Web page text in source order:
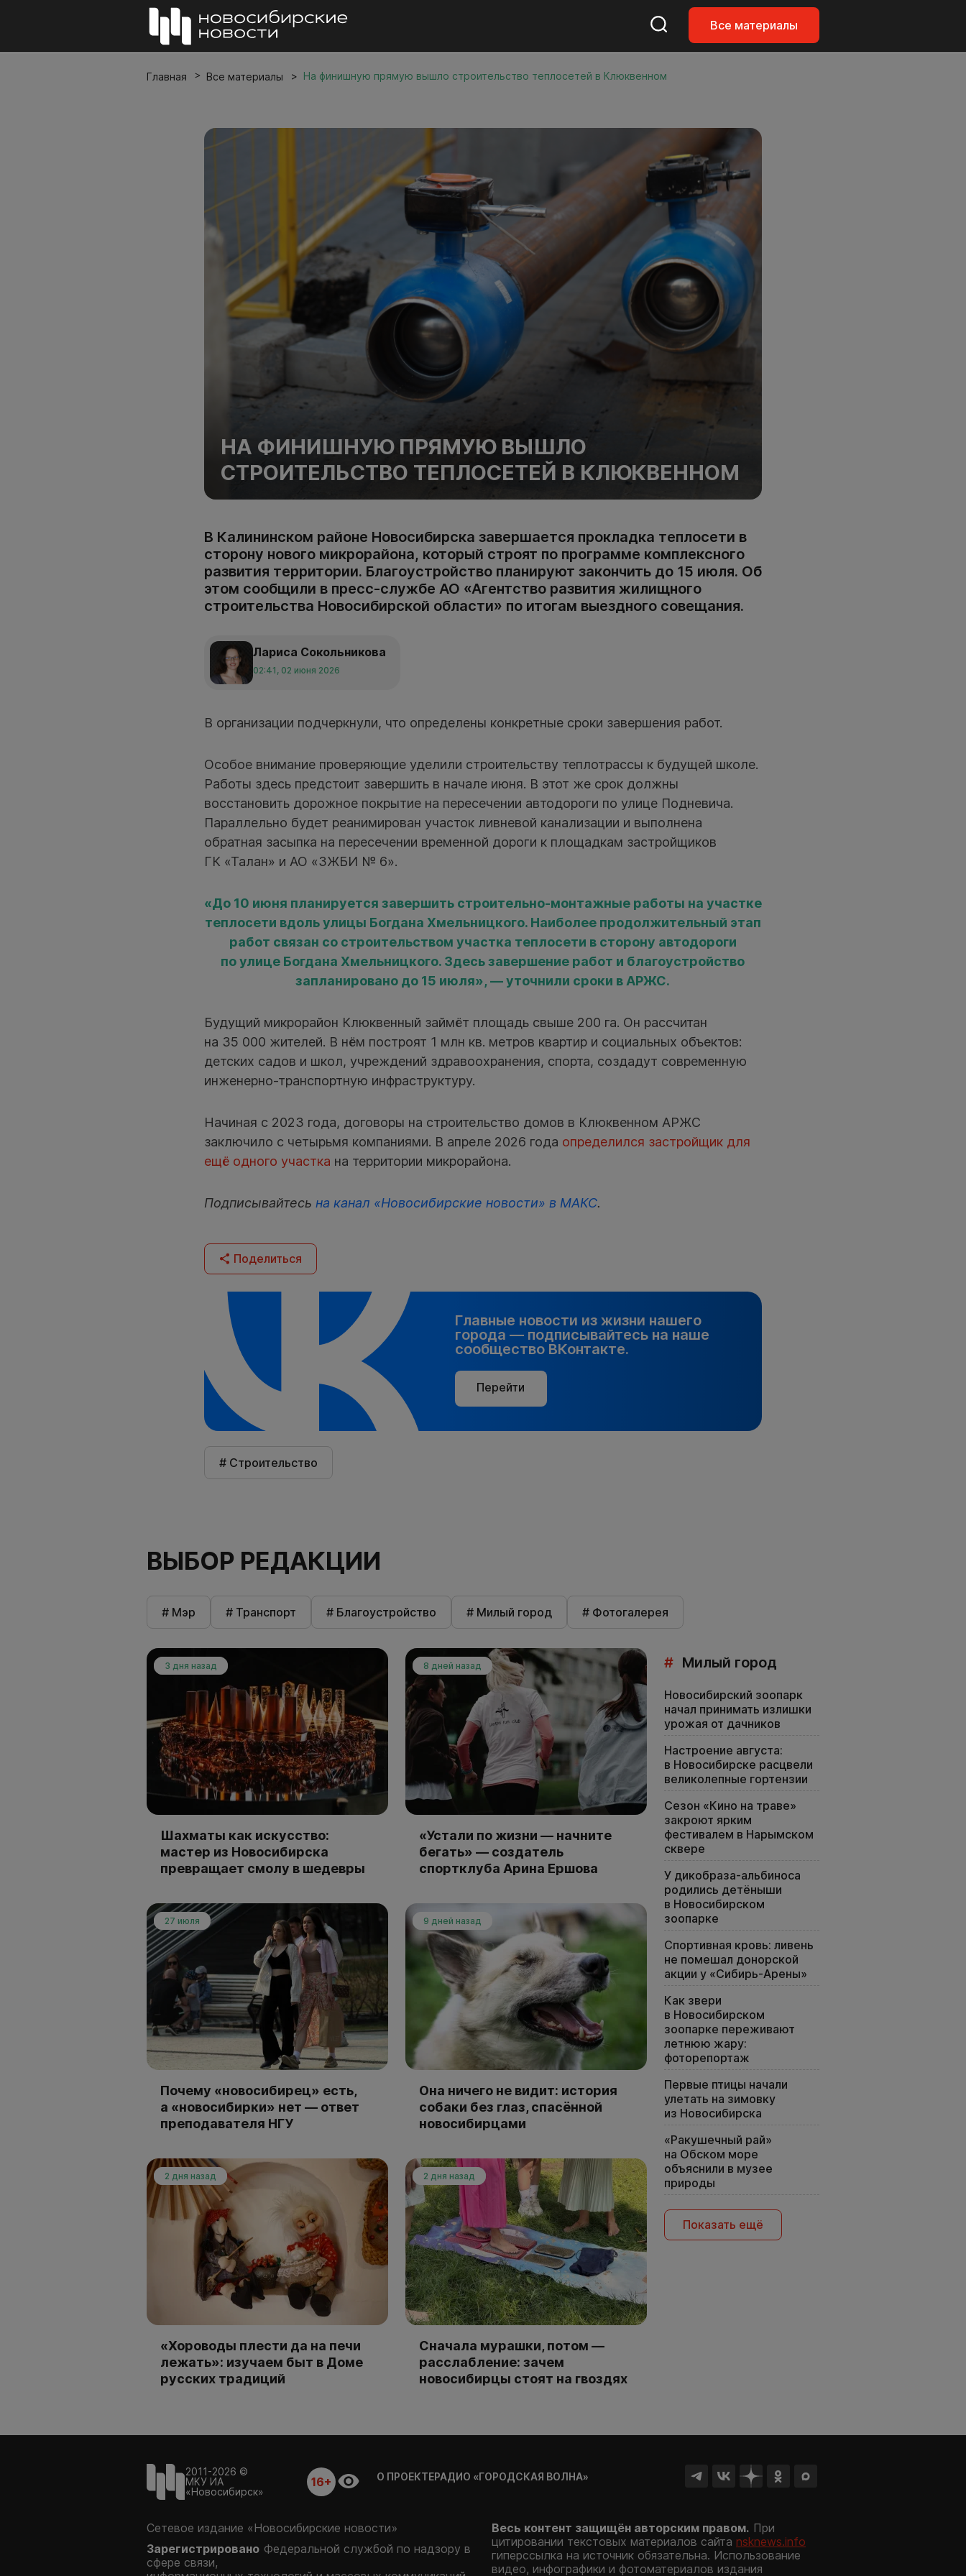
Все материалы
Главная Все материалы На финишную прямую вышло строительство теплосетей в Клюквенном
НА ФИНИШНУЮ ПРЯМУЮ ВЫШЛО
СТРОИТЕЛЬСТВО ТЕПЛОСЕТЕЙ В КЛЮКВЕННОМ
В Калининском районе Новосибирска завершается прокладка теплосети в
сторону нового микрорайона, который строят по программе комплексного
развития территории. Благоустройство планируют закончить до 15 июля. Об
этом сообщили в пресс-службе АО «Агентство развития жилищного
строительства Новосибирской области» по итогам выездного совещания.
Лариса Сокольникова
02:41, 02 июня 2026
В организации подчеркнули, что определены конкретные сроки завершения работ.
Особое внимание проверяющие уделили строительству теплотрассы к будущей школе.
Работы здесь предстоит завершить в начале июня. В этот же срок должны
восстановить дорожное покрытие на пересечении автодороги по улице Подневича.
Параллельно будет реанимирован участок ливневой канализации и выполнена
обратная засыпка на пересечении временной дороги к площадкам застройщиков
ГК «Талан» и АО «ЗЖБИ № 6».
«До 10 июня планируется завершить строительно-монтажные работы на участке
теплосети вдоль улицы Богдана Хмельницкого. Наиболее продолжительный этап
работ связан со строительством участка теплосети в сторону автодороги
по улице Богдана Хмельницкого. Здесь завершение работ и благоустройство
запланировано до 15 июля», — уточнили сроки в АРЖС.
Будущий микрорайон Клюквенный займёт площадь свыше 200 га. Он рассчитан
на 35 000 жителей. В нём построят 1 млн кв. метров квартир и социальных объектов:
детских садов и школ, учреждений здравоохранения, спорта, создадут современную
инженерно-транспортную инфраструктуру.
Начиная с 2023 года, договоры на строительство домов в Клюквенном АРЖС
заключило с четырьмя компаниями. В апреле 2026 года определился застройщик для
ещё одного участка на территории микрорайона.
Подписывайтесь на канал «Новосибирские новости» в МАКС.
Поделиться
Главные новости из жизни нашего
города — подписывайтесь на наше
сообщество ВКонтакте.
Перейти
# Строительство
ВЫБОР РЕДАКЦИИ
# Мэр # Транспорт # Благоустройство # Милый город # Фотогалерея
3 дня назад
Шахматы как искусство:
мастер из Новосибирска
превращает смолу в шедевры
8 дней назад
«Устали по жизни — начните
бегать» — создатель
спортклуба Арина Ершова
27 июля
Почему «новосибирец» есть,
а «новосибирки» нет — ответ
преподавателя НГУ
9 дней назад
Она ничего не видит: история
собаки без глаз, спасённой
новосибирцами
2 дня назад
«Хороводы плести да на печи
лежать»: изучаем быт в Доме
русских традиций
2 дня назад
Сначала мурашки, потом —
расслабление: зачем
новосибирцы стоят на гвоздях
# Милый город
Новосибирский зоопарк
начал принимать излишки
урожая от дачников
Настроение августа:
в Новосибирске расцвели
великолепные гортензии
Сезон «Кино на траве»
закроют ярким
фестивалем в Нарымском
сквере
У дикобраза-альбиноса
родились детёныши
в Новосибирском
зоопарке
Спортивная кровь: ливень
не помешал донорской
акции у «Сибирь-Арены»
Как звери
в Новосибирском
зоопарке переживают
летнюю жару:
фоторепортаж
Первые птицы начали
улетать на зимовку
из Новосибирска
«Ракушечный рай»
на Обском море
объяснили в музее
природы
Показать ещё
2011-2026 ©
МКУ ИА
«Новосибирск»
16+ О ПРОЕКТЕРАДИО «ГОРОДСКАЯ ВОЛНА»
Сетевое издание «Новосибирские новости»
Зарегистрировано Федеральной службой по надзору в
сфере связи,
Весь контент защищён авторским правом. При
цитировании текстовых материалов сайта nsknews.info
гиперссылка на источник обязательна. Использование
видео, инфографики и фотоматериалов издания